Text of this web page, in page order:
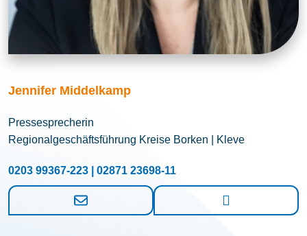
Jennifer Middelkamp
Pressesprecherin
Regionalgeschäftsführung Kreise Borken | Kleve
0203 99367-223 | 02871 23698-11